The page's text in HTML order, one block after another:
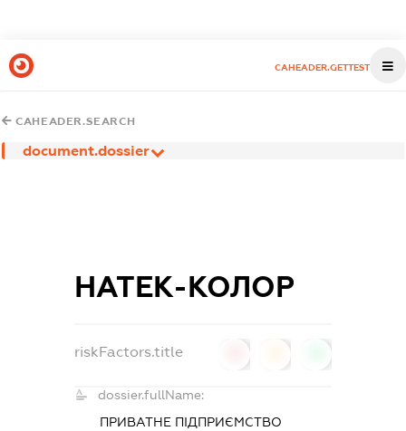
CAHEADER.GETTEST
CAHEADER.SEARCH
document.dossier
НАТЕК-КОЛОР
riskFactors.title
dossier.fullName:
ПРИВАТНЕ ПІДПРИЄМСТВО